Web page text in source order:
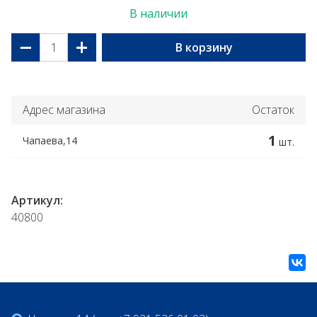
В наличии
− + В корзину
Адрес магазина Остаток
Чапаева,14 1 шт.
Артикул:
40800